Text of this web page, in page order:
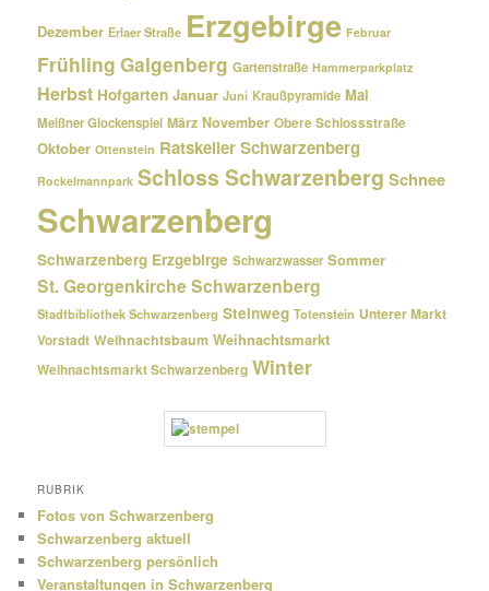
Dezember Erlaer Straße Erzgebirge Februar
Frühling Galgenberg Gartenstraße Hammerparkplatz
Herbst Hofgarten Januar Juni Kraußpyramide Mai
Meißner Glockenspiel März November Obere Schlossstraße
Oktober Ottenstein Ratskeller Schwarzenberg
Rockelmannpark Schloss Schwarzenberg Schnee
Schwarzenberg
Schwarzenberg Erzgebirge Schwarzwasser Sommer
St. Georgenkirche Schwarzenberg
Stadtbibliothek Schwarzenberg Steinweg Totenstein Unterer Markt
Vorstadt Weihnachtsbaum Weihnachtsmarkt
Weihnachtsmarkt Schwarzenberg Winter
RUBRIK
Fotos von Schwarzenberg
Schwarzenberg aktuell
Schwarzenberg persönlich
Veranstaltungen in Schwarzenberg